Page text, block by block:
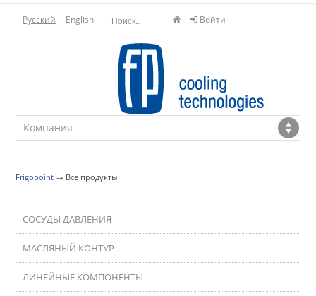
Русский English Войти
Frigopoint → Все продукты
СОСУДЫ ДАВЛЕНИЯ
МАСЛЯНЫЙ КОНТУР
ЛИНЕЙНЫЕ КОМПОНЕНТЫ